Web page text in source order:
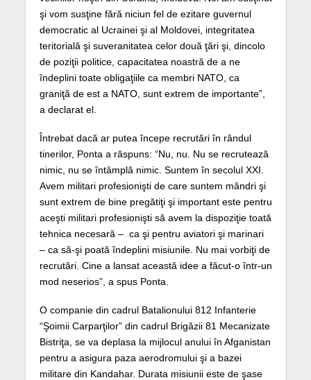
şi vom susţine fără niciun fel de ezitare guvernul
democratic al Ucrainei şi al Moldovei, integritatea
teritorială şi suveranitatea celor două ţări şi, dincolo
de poziţii politice, capacitatea noastră de a ne
îndeplini toate obligaţiile ca membri NATO, ca
graniţă de est a NATO, sunt extrem de importante”,
a declarat el.
Întrebat dacă ar putea începe recrutări în rândul
tinerilor, Ponta a răspuns: “Nu, nu. Nu se recrutează
nimic, nu se întâmplă nimic. Suntem în secolul XXI.
Avem militari profesionişti de care suntem mândri şi
sunt extrem de bine pregătiţi şi important este pentru
aceşti militari profesionişti să avem la dispoziţie toată
tehnica necesară – ca şi pentru aviatori şi marinari
– ca să-şi poată îndeplini misiunile. Nu mai vorbiţi de
recrutări. Cine a lansat această idee a făcut-o într-un
mod neserios”, a spus Ponta.
O companie din cadrul Batalionului 812 Infanterie
“Şoimii Carparţilor” din cadrul Brigăzii 81 Mecanizate
Bistriţa, se va deplasa la mijlocul anului în Afganistan
pentru a asigura paza aerodromului şi a bazei
militare din Kandahar. Durata misiunii este de şase